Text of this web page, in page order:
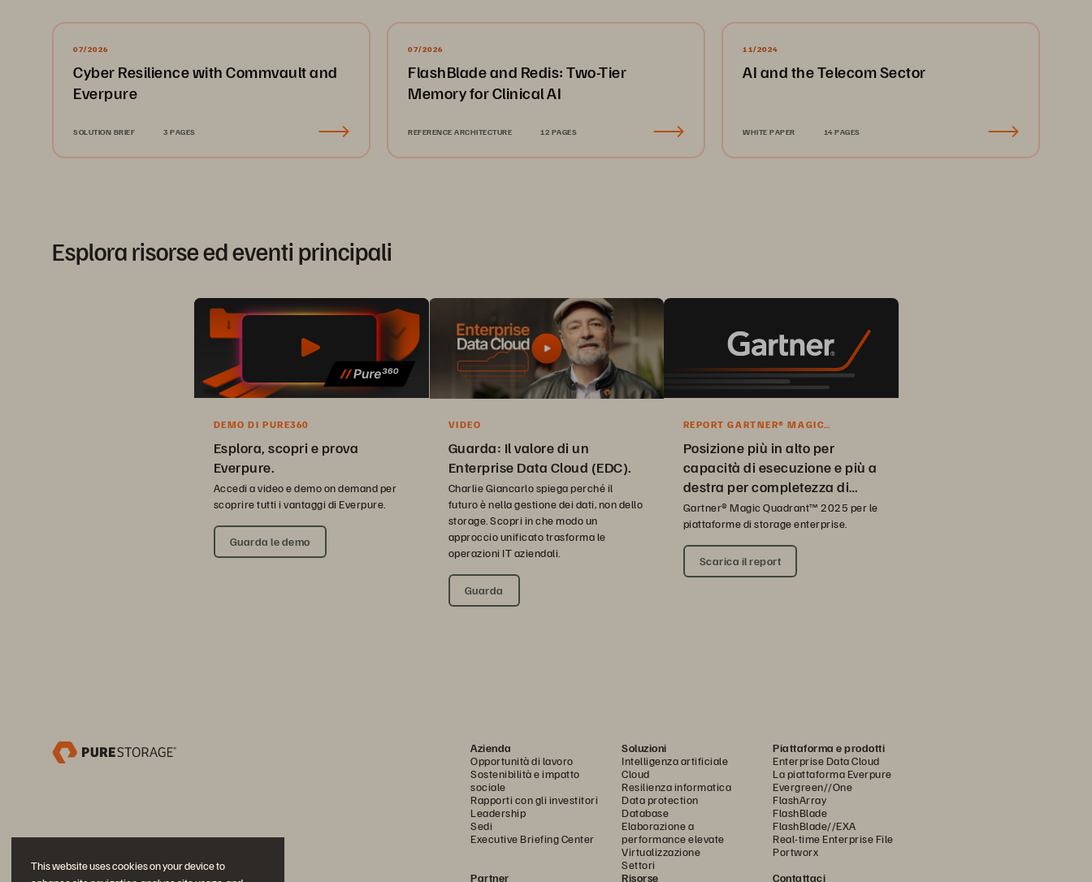
This website uses cookies on your device to
07/2026
Cyber Resilience with Commvault and
Everpure
SOLUTION BRIEF 3 PAGES
07/2026
FlashBlade and Redis: Two-Tier
Memory for Clinical AI
REFERENCE ARCHITECTURE 12 PAGES
11/2024
AI and the Telecom Sector
WHITE PAPER 14 PAGES
Esplora risorse ed eventi principali
DEMO DI PURE360
Esplora, scopri e prova
Everpure.
Accedi a video e demo on demand per
scoprire tutti i vantaggi di Everpure.
Guarda le demo
VIDEO
Guarda: Il valore di un
Enterprise Data Cloud (EDC).
Charlie Giancarlo spiega perché il
futuro è nella gestione dei dati, non dello
storage. Scopri in che modo un
approccio unificato trasforma le
operazioni IT aziendali.
Guarda
REPORT GARTNER® MAGIC
Posizione più in alto per
capacità di esecuzione e più a
destra per completezza di
visione
Gartner® Magic Quadrant™ 2025 per le
piattaforme di storage enterprise.
Scarica il report
Azienda
Opportunità di lavoro
Sostenibilità e impatto
sociale
Rapporti con gli investitori
Leadership
Sedi
Executive Briefing Center
Soluzioni
Intelligenza artificiale
Cloud
Resilienza informatica
Data protection
Database
Elaborazione a
performance elevate
Virtualizzazione
Settori
Piattaforma e prodotti
Enterprise Data Cloud
La piattaforma Everpure
Evergreen//One
FlashArray
FlashBlade
FlashBlade//EXA
Real-time Enterprise File
Portworx
Partner
Risorse Contattaci